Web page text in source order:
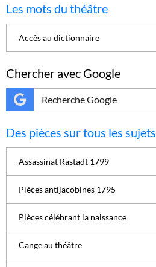
Les mots du théâtre
Accès au dictionnaire
Chercher avec Google
Des pièces sur tous les sujets
Assassinat Rastadt 1799
Pièces antijacobines 1795
Pièces célébrant la naissance
Cange au théâtre